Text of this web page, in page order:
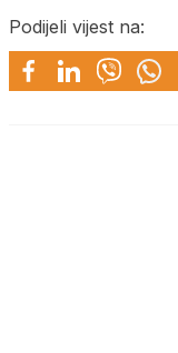
Podijeli vijest na: